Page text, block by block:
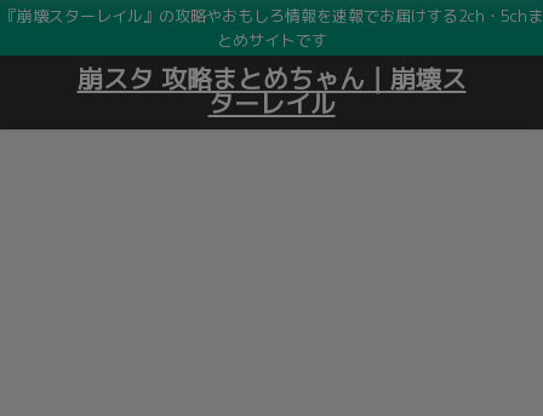
『崩壊スターレイル』の攻略やおもしろ情報を速報でお届けする2ch・5chま
とめサイトです
崩スタ 攻略まとめちゃん｜崩壊ス
ターレイル